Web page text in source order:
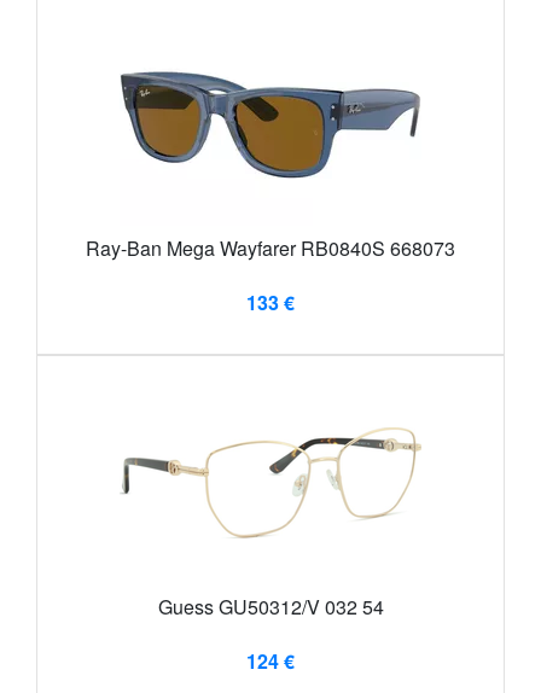
Ray-Ban Mega Wayfarer RB0840S 668073
133 €
Guess GU50312/V 032 54
124 €